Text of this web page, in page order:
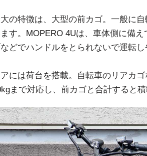
の特徴は、大型の前カゴ。一般に
す。MOPERO 4Uは、車体側に備
どでハンドルをとられないで運転し
アには荷台を搭載。自転車のリアカ
まで対応し、前カゴと合計すると積